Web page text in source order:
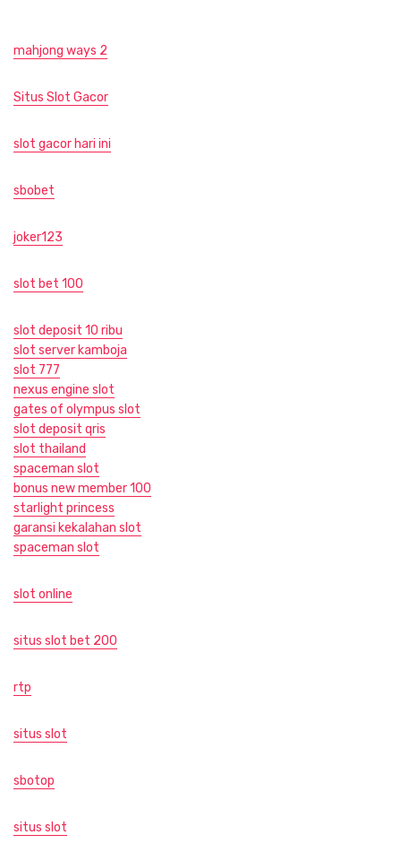
mahjong ways 2
Situs Slot Gacor
slot gacor hari ini
sbobet
joker123
slot bet 100
slot deposit 10 ribu
slot server kamboja
slot 777
nexus engine slot
gates of olympus slot
slot deposit qris
slot thailand
spaceman slot
bonus new member 100
starlight princess
garansi kekalahan slot
spaceman slot
slot online
situs slot bet 200
rtp
situs slot
sbotop
situs slot